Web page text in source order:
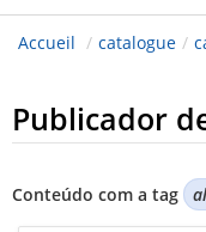
Accueil / catalogue /
Publicador
Conteúdo com a tag